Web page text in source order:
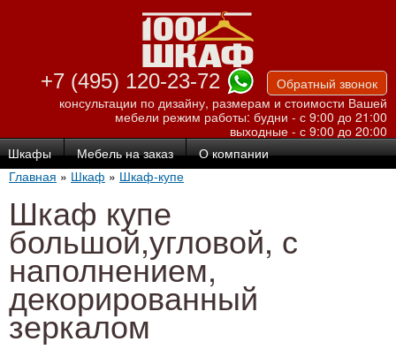
Перейти к
основному
содержанию
+7 (495) 120-23-72
Обратный звонок
консультации по дизайну, размерам и стоимости Вашей
мебели режим работы: будни - с 9:00 до 21:00
выходные - с 9:00 до 20:00
Шкафы Мебель на заказ О компании
Главная » Шкаф » Шкаф-купе
Шкаф купе
большой,угловой, с
наполнением,
декорированный
зеркалом